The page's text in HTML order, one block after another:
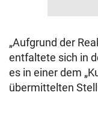
„Aufgrund der
entfaltete sich in
es in einer dem
übermittelten